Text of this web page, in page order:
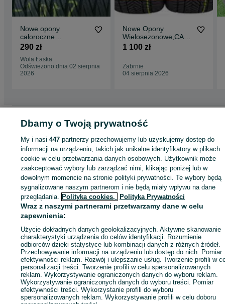
Nowe opony
całoroczne
wielosezonowe
2025r
290 zł
Wola Łaska
Odświeżono dnia 02 sierpnia
2026
Nowe Opony
Wielosezonowe,CAŁ
OROCZNE
1 100 zł
Zabrnie
04 sierpnia 2026
Strona główna Motoryzacja Opony
Częstochowa
Opony - Wyczerpy - Aniołów
KATEGORIA
ID:587375542 Wyświetlenia:
Zadzwoń / SMS Wyślij wiadomość
Dbamy o Twoją prywatność
My i nasi447 partnerzy przechowujemy lub uzyskujemy dostęp do
informacji na urządzeniu, takich jak unikalne identyfikatory w plikach
cookie w celu przetwarzania danych osobowych. Użytkownik może
zaakceptować wybory lub zarządzać nimi, klikając poniżej lub w
dowolnym momencie na stronie polityki prywatności. Te wybory będą
sygnalizowane naszym partnerom i nie będą miały wpływu na dane
przeglądania. Polityka cookies, Polityka Prywatności
Wraz z naszymi partnerami przetwarzamy dane w celu
zapewnienia:
Użycie dokładnych danych geolokalizacyjnych. Aktywne skanowanie
charakterystyki urządzenia do celów identyfikacji. Rozumienie
odbiorców dzięki statystyce lub kombinacji danych z różnych źródeł.
Przechowywanie informacji na urządzeniu lub dostęp do nich. Pomiar
efektywności reklam. Rozwój i ulepszanie usług. Tworzenie profili w
personalizacji treści. Tworzenie profili w celu spersonalizowanych
reklam. Wykorzystywanie ograniczonych danych do wyboru reklam.
Wykorzystywanie ograniczonych danych do wyboru treści. Pomiar
efektywności treści. Wykorzystanie profili do wyboru
spersonalizowanych reklam. Wykorzystywanie profili w celu doboru